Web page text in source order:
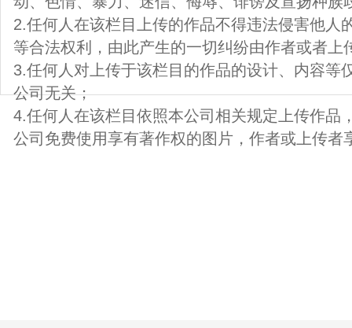
2.任何人在该栏目上传的作品不得违法侵害他人
等合法权利，由此产生的一切纠纷由作者或者上
3.任何人对上传于该栏目的作品的设计、内容等
公司无关；
4.任何人在该栏目依照本公司相关规定上传作品
公司免费使用享有著作权的图片，作者或上传者